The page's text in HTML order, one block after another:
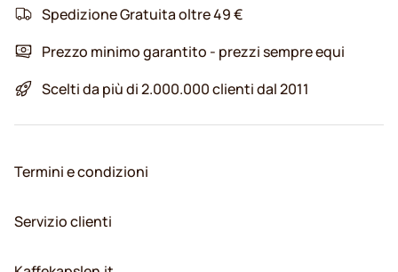
Spedizione Gratuita oltre 49 €
Prezzo minimo garantito - prezzi sempre equi
Scelti da più di 2.000.000 clienti dal 2011
Termini e condizioni
Servizio clienti